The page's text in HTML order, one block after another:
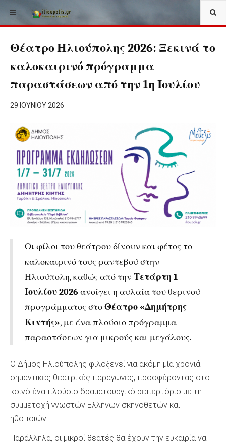
Θέατρο Ηλιούπολης 2026: Ξεκινά το
καλοκαιρινό πρόγραμμα
παραστάσεων από την 1η Ιουλίου
29 ΙΟΥΝΊΟΥ 2026
Οι φίλοι του θεάτρου δίνουν και φέτος το
καλοκαιρινό τους ραντεβού στην
Ηλιούπολη, καθώς από την Τετάρτη 1
Ιουλίου 2026ανοίγει η αυλαία του θερινού
προγράμματος στοΘέατρο «Δημήτρης
Κιντής», με ένα πλούσιο πρόγραμμα
παραστάσεων για μικρούς και μεγάλους.
Ο Δήμος Ηλιούπολης φιλοξενεί για ακόμη μία χρονιά
σημαντικές θεατρικές παραγωγές, προσφέροντας στο
κοινό ένα πλούσιο δραματουργικό ρεπερτόριο με τη
συμμετοχή γνωστών Ελλήνων σκηνοθετών και
ηθοποιών.
Παράλληλα, οι μικροί θεατές θα έχουν την ευκαιρία να